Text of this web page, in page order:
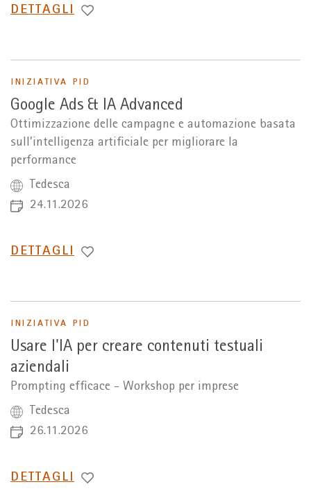
PASSA
DETTAGLI
INIZIATIVA PID
Google Ads & IA Advanced
Ottimizzazione delle campagne e automazione basata
sull’intelligenza artificiale per migliorare la
performance
Tedesca
24.11.2026
PASSA
DETTAGLI
INIZIATIVA PID
Usare l'IA per creare contenuti testuali
aziendali
Prompting efficace - Workshop per imprese
Tedesca
26.11.2026
PASSA
DETTAGLI